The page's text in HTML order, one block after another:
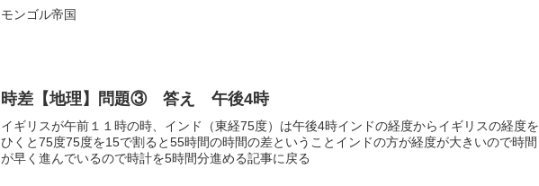
モンゴル帝国
時差【地理】問題③ 答え 午後4時
イギリスが午前１１時の時、インド（東経75度）は午後4時インドの経度からイギリスの経度を
ひくと75度75度を15で割ると55時間の時間の差ということインドの方が経度が大きいので時間
が早く進んでいるので時計を5時間分進める記事に戻る